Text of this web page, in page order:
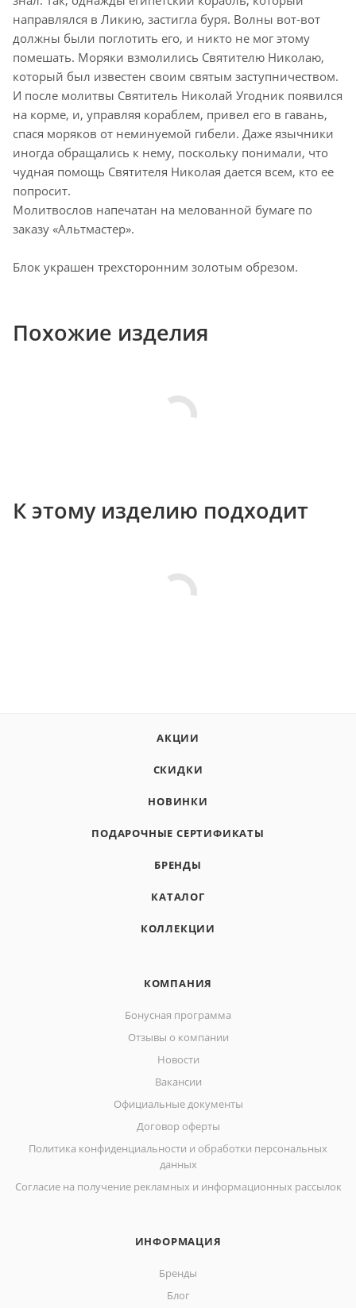
направлялся в Ликию, застигла буря. Волны вот-вот
должны были поглотить его, и никто не мог этому
помешать. Моряки взмолились Святителю Николаю,
который был известен своим святым заступничеством.
И после молитвы Святитель Николай Угодник появился
на корме, и, управляя кораблем, привел его в гавань,
спася моряков от неминуемой гибели. Даже язычники
иногда обращались к нему, поскольку понимали, что
чудная помощь Святителя Николая дается всем, кто ее
попросит.
Молитвослов напечатан на мелованной бумаге по
заказу «Альтмастер».
Блок украшен трехсторонним золотым обрезом.
Похожие изделия
К этому изделию подходит
АКЦИИ
СКИДКИ
НОВИНКИ
ПОДАРОЧНЫЕ СЕРТИФИКАТЫ
БРЕНДЫ
КАТАЛОГ
КОЛЛЕКЦИИ
КОМПАНИЯ
Бонусная программа
Отзывы о компании
Новости
Вакансии
Официальные документы
Договор оферты
Политика конфиденциальности и обработки персональных
данных
Согласие на получение рекламных и информационных рассылок
ИНФОРМАЦИЯ
Бренды
Блог